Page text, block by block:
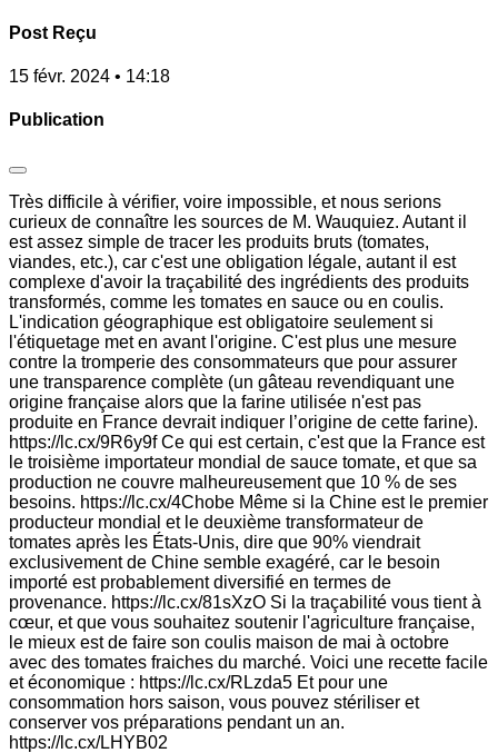
Post Reçu
15 févr. 2024 • 14:18
Publication
Très difficile à vérifier, voire impossible, et nous serions
curieux de connaître les sources de M. Wauquiez. Autant il
est assez simple de tracer les produits bruts (tomates,
viandes, etc.), car c'est une obligation légale, autant il est
complexe d'avoir la traçabilité des ingrédients des produits
transformés, comme les tomates en sauce ou en coulis.
L'indication géographique est obligatoire seulement si
l'étiquetage met en avant l'origine. C'est plus une mesure
contre la tromperie des consommateurs que pour assurer
une transparence complète (un gâteau revendiquant une
origine française alors que la farine utilisée n'est pas
produite en France devrait indiquer l’origine de cette farine).
https://lc.cx/9R6y9f Ce qui est certain, c'est que la France est
le troisième importateur mondial de sauce tomate, et que sa
production ne couvre malheureusement que 10 % de ses
besoins. https://lc.cx/4Chobe Même si la Chine est le premier
producteur mondial et le deuxième transformateur de
tomates après les États-Unis, dire que 90% viendrait
exclusivement de Chine semble exagéré, car le besoin
importé est probablement diversifié en termes de
provenance. https://lc.cx/81sXzO Si la traçabilité vous tient à
cœur, et que vous souhaitez soutenir l'agriculture française,
le mieux est de faire son coulis maison de mai à octobre
avec des tomates fraiches du marché. Voici une recette facile
et économique : https://lc.cx/RLzda5 Et pour une
consommation hors saison, vous pouvez stériliser et
conserver vos préparations pendant un an.
https://lc.cx/LHYB02